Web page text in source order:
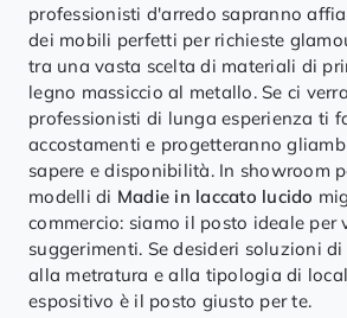
professionisti d'arredo sapranno
dei mobili perfetti per richieste
tra una vasta scelta di materiali di
legno massiccio al metallo. Se ci
professionisti di lunga esperienza ti
accostamenti e progetteranno
sapere e disponibilità. In showroom
modelli di Madie in laccato lucido
commercio: siamo il posto ideale per
suggerimenti. Se desideri soluzioni
alla metratura e alla tipologia di
espositivo è il posto giusto per te.